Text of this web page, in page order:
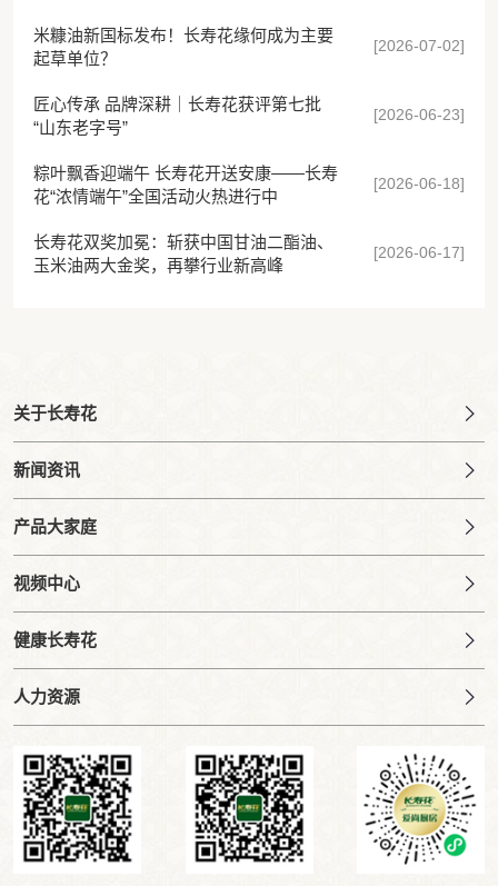
米糠油新国标发布！长寿花缘何成为主要
起草单位？
[2026-07-02]
匠心传承 品牌深耕｜长寿花获评第七批
“山东老字号”
[2026-06-23]
粽叶飘香迎端午 长寿花开送安康——长寿
花“浓情端午”全国活动火热进行中
[2026-06-18]
长寿花双奖加冕：斩获中国甘油二酯油、
玉米油两大金奖，再攀行业新高峰
[2026-06-17]
关于长寿花
新闻资讯
产品大家庭
视频中心
健康长寿花
人力资源